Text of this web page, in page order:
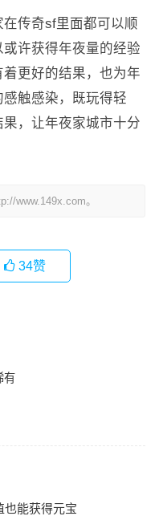
传奇sf里面都可以顺
许获得年夜量的经验
更好的结果，也为年
触感染，既玩得轻
，让年夜家城市十分
www.149x.com。
34赞
有
也能获得元宝